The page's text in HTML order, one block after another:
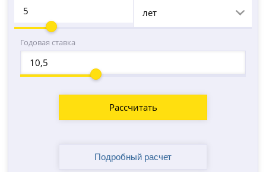
лет
Годовая ставка
Рассчитать